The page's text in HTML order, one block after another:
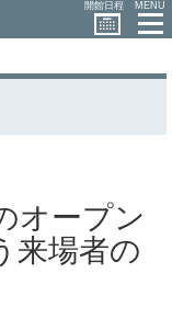
開館日程 MENU
オープン
来場者の